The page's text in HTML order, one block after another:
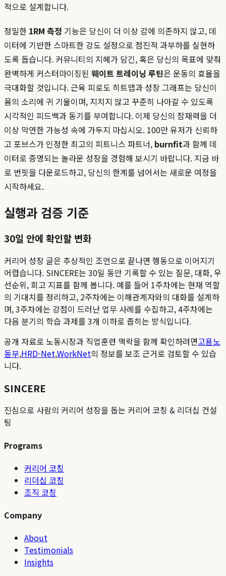
적으로 설계합니다.
정밀한 1RM 측정 기능은 당신이 더 이상 감에 의존하지 않고, 데
이터에 기반한 스마트한 강도 설정으로 점진적 과부하를 실현하
도록 돕습니다. 커뮤니티의 지혜가 담긴, 혹은 당신의 목표에 맞춰
완벽하게 커스터마이징된 웨이트 트레이닝 루틴은 운동의 효율을
극대화할 것입니다. 근육 피로도 히트맵과 성장 그래프는 당신이
몸의 소리에 귀 기울이며, 지치지 않고 꾸준히 나아갈 수 있도록
시각적인 피드백과 동기를 부여합니다. 이제 당신의 잠재력을 더
이상 막연한 가능성 속에 가두지 마십시오. 100만 유저가 신뢰하
고 포브스가 인정한 최고의 피트니스 파트너, burnfit과 함께 데
이터로 증명되는 놀라운 성장을 경험해 보시기 바랍니다. 지금 바
로 번핏을 다운로드하고, 당신의 한계를 넘어서는 새로운 여정을
시작하세요.
실행과 검증 기준
30일 안에 확인할 변화
커리어 성장 글은 추상적인 조언으로 끝나면 행동으로 이어지기
어렵습니다. SINCERE는 30일 동안 기록할 수 있는 질문, 대화, 우
선순위, 회고 지표를 함께 봅니다. 예를 들어 1주차에는 현재 역할
의 기대치를 정리하고, 2주차에는 이해관계자와의 대화를 설계하
며, 3주차에는 강점이 드러난 업무 사례를 수집하고, 4주차에는
다음 분기의 학습 과제를 3개 이하로 좁히는 방식입니다.
공개 자료로 노동시장과 직업훈련 맥락을 함께 확인하려면고용노
동부,HRD-Net,WorkNet의 정보를 보조 근거로 검토할 수 있습
니다.
SINCERE
진심으로 사람의 커리어 성장을 돕는 커리어 코칭 & 리더십 컨설
팅
Programs
커리어 코칭
리더십 코칭
조직 코칭
Company
About
Testimonials
Insights